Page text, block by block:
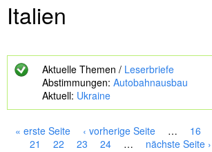
h
eItalien
Aktuelle Themen / Leserbriefe
Abstimmungen: Autobahnausbau
Aktuell: Ukraine
« erste Seite ‹ vorherige Seite … 16
21
22 23 24 … nächste Seite ›